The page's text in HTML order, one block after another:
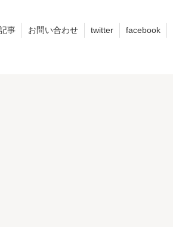
事 お問い合わせ twitter facebook